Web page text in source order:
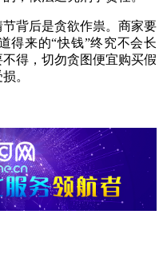
背后是贪欲作祟。商家要
得来的“快钱”终究不会长
得，切勿贪图便宜购买假
。